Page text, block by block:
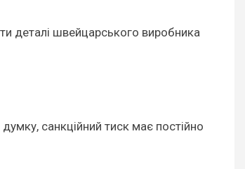
деталі швейцарського виробника
санкційний тиск має постійно